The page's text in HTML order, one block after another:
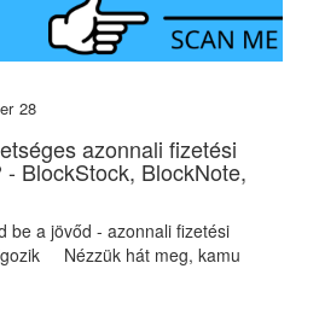
28
azonnali fizetési
BlockStock, BlockNote,
be a jövőd - azonnali fizetési
Nézzük hát meg, kamu